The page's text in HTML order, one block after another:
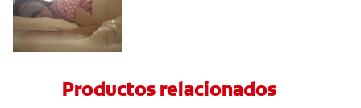
Productos relacionados